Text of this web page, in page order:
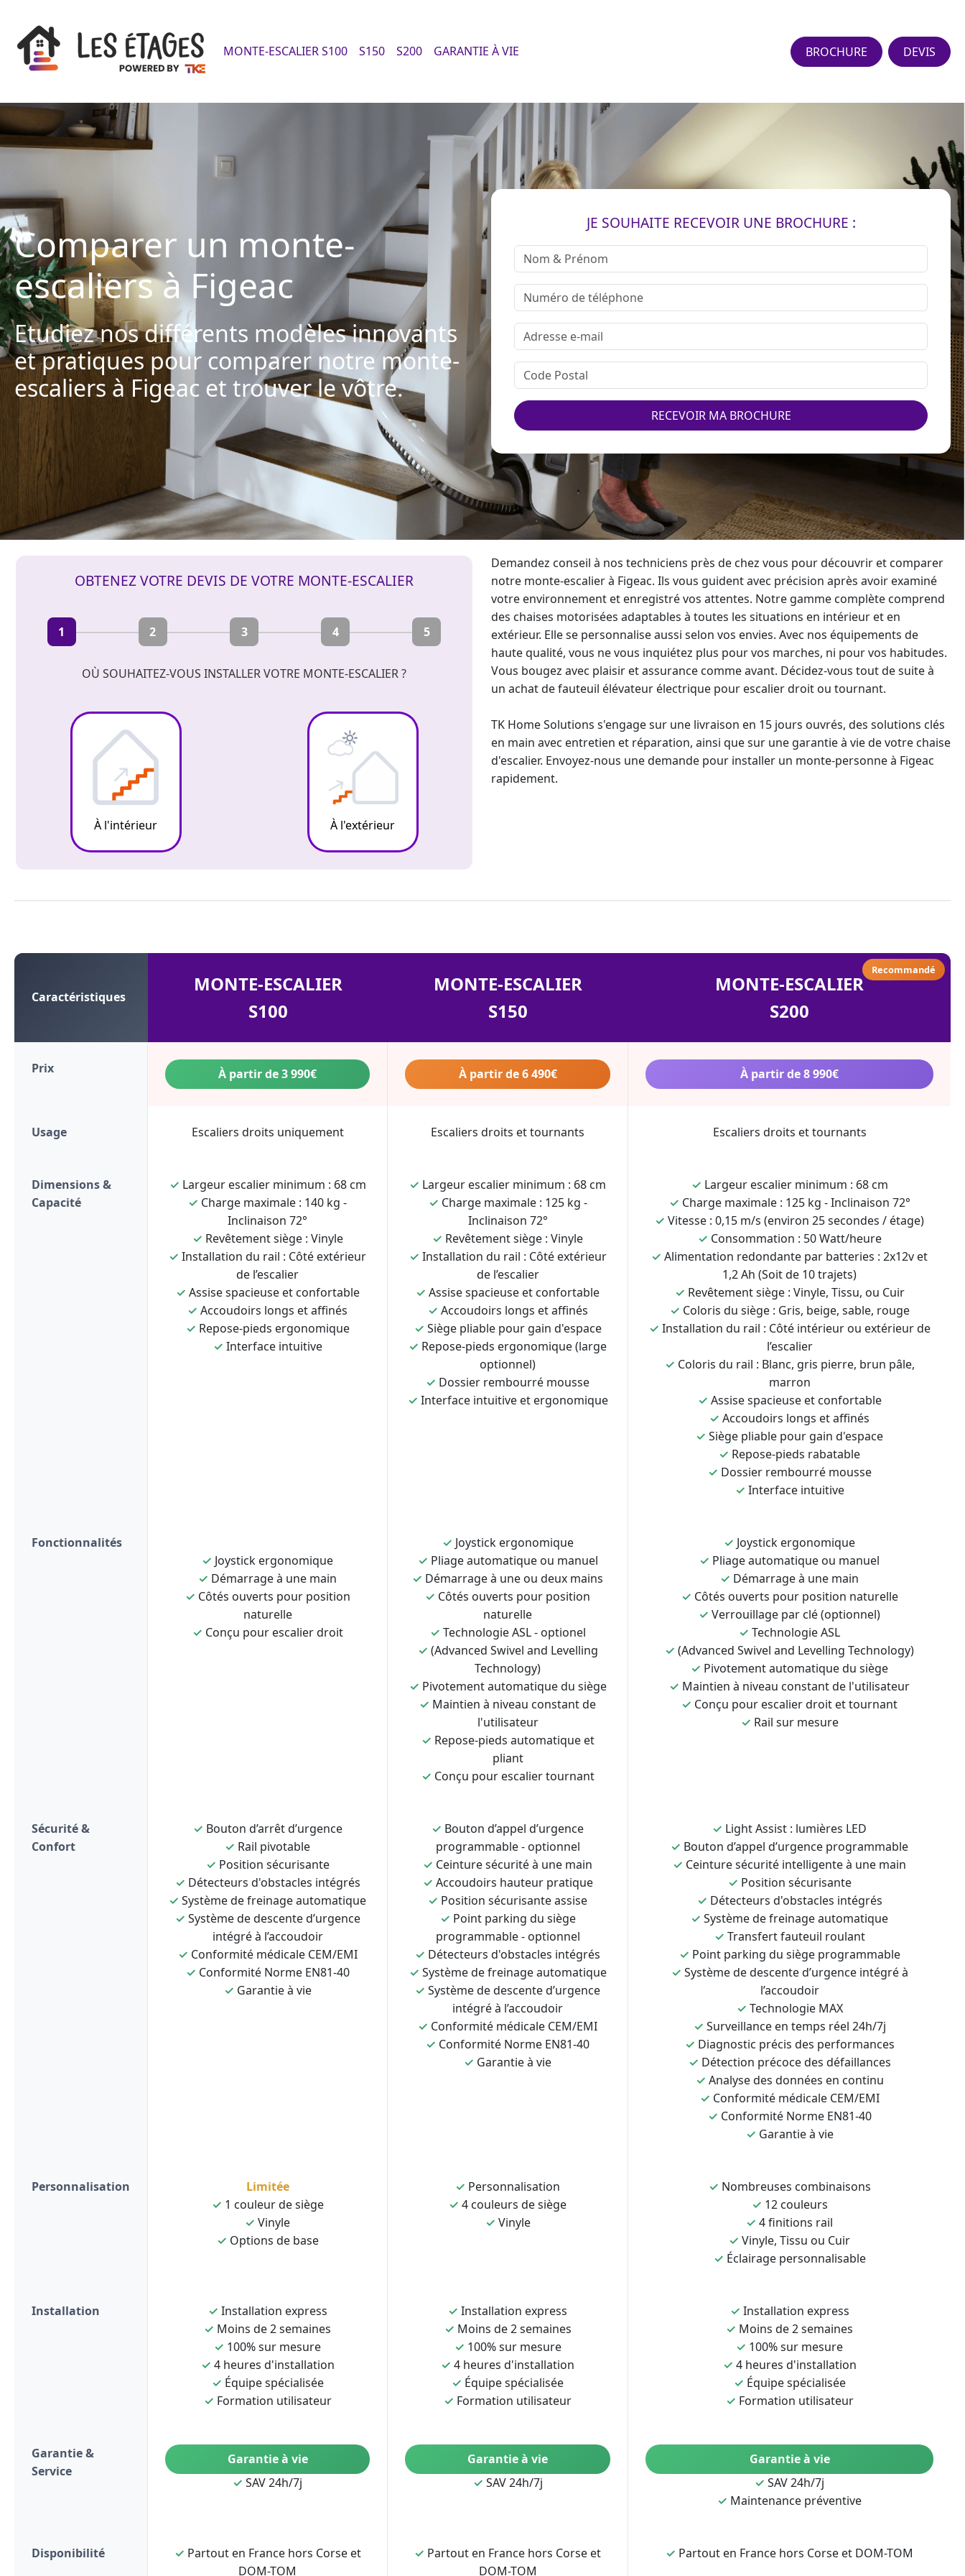
MONTE-ESCALIER S100 S150 S200 GARANTIE À VIE BROCHURE DEVIS
Comparer un monte-
escaliers à Figeac
Etudiez nos différents modèles innovants
et pratiques pour comparer notre monte-
escaliers à Figeac et trouver le vôtre.
JE SOUHAITE RECEVOIR UNE BROCHURE :
RECEVOIR MA BROCHURE
OBTENEZ VOTRE DEVIS DE VOTRE MONTE-ESCALIER
1 2 3 4 5
OÙ SOUHAITEZ-VOUS INSTALLER VOTRE MONTE-ESCALIER ?
À l'intérieur À l'extérieur
Demandez conseil à nos techniciens près de chez vous pour découvrir et comparer
notre monte-escalierà Figeac. Ils vous guident avec précision après avoir examiné
votre environnement et enregistré vos attentes. Notre gamme complète comprend
des chaises motorisées adaptables à toutes les situations en intérieur et en
extérieur. Elle se personnalise aussi selon vos envies. Avec nos équipements de
haute qualité, vous ne vous inquiétez plus pour vos marches, ni pour vos habitudes.
Vous bougez avec plaisir et assurance comme avant. Décidez-vous tout de suite à
un achat de fauteuil élévateur électrique pour escalier droit ou tournant.
TK Home Solutions s'engage sur une livraison en 15 jours ouvrés, des solutions clés
en main avec entretien et réparation, ainsi que sur une garantie à viede votre chaise
d'escalier. Envoyez-nous une demande pour installer un monte-personneà Figeac
rapidement.
Caractéristiques
MONTE-ESCALIER
S100
MONTE-ESCALIER
S150
MONTE-ESCALIER
S200
Recommandé
Prix À partir de 3 990€ À partir de 6 490€ À partir de 8 990€
Usage Escaliers droits uniquement Escaliers droits et tournants Escaliers droits et tournants
Dimensions &
Capacité
✓ Largeur escalier minimum : 68 cm
✓ Charge maximale : 140 kg -
Inclinaison 72°
✓ Revêtement siège : Vinyle
✓ Installation du rail : Côté extérieur
de l’escalier
✓ Assise spacieuse et confortable
✓ Accoudoirs longs et affinés
✓ Repose-pieds ergonomique
✓ Interface intuitive
✓ Largeur escalier minimum : 68 cm
✓ Charge maximale : 125 kg -
Inclinaison 72°
✓ Revêtement siège : Vinyle
✓ Installation du rail : Côté extérieur
de l’escalier
✓ Assise spacieuse et confortable
✓ Accoudoirs longs et affinés
✓ Siège pliable pour gain d'espace
✓ Repose-pieds ergonomique (large
optionnel)
✓ Dossier rembourré mousse
✓ Interface intuitive et ergonomique
✓ Largeur escalier minimum : 68 cm
✓ Charge maximale : 125 kg - Inclinaison 72°
✓ Vitesse : 0,15 m/s (environ 25 secondes / étage)
✓ Consommation : 50 Watt/heure
✓ Alimentation redondante par batteries : 2x12v et
1,2 Ah (Soit de 10 trajets)
✓ Revêtement siège : Vinyle, Tissu, ou Cuir
✓ Coloris du siège : Gris, beige, sable, rouge
✓ Installation du rail : Côté intérieur ou extérieur de
l’escalier
✓ Coloris du rail : Blanc, gris pierre, brun pâle,
marron
✓ Assise spacieuse et confortable
✓ Accoudoirs longs et affinés
✓ Siège pliable pour gain d'espace
✓ Repose-pieds rabatable
✓ Dossier rembourré mousse
✓ Interface intuitive
Fonctionnalités
✓ Joystick ergonomique
✓ Démarrage à une main
✓ Côtés ouverts pour position
naturelle
✓ Conçu pour escalier droit
✓ Joystick ergonomique
✓ Pliage automatique ou manuel
✓ Démarrage à une ou deux mains
✓ Côtés ouverts pour position
naturelle
✓ Technologie ASL - optionel
✓ (Advanced Swivel and Levelling
Technology)
✓ Pivotement automatique du siège
✓ Maintien à niveau constant de
l'utilisateur
✓ Repose-pieds automatique et
pliant
✓ Conçu pour escalier tournant
✓ Joystick ergonomique
✓ Pliage automatique ou manuel
✓ Démarrage à une main
✓ Côtés ouverts pour position naturelle
✓ Verrouillage par clé (optionnel)
✓ Technologie ASL
✓ (Advanced Swivel and Levelling Technology)
✓ Pivotement automatique du siège
✓ Maintien à niveau constant de l'utilisateur
✓ Conçu pour escalier droit et tournant
✓ Rail sur mesure
Sécurité &
Confort
✓ Bouton d’arrêt d’urgence
✓ Rail pivotable
✓ Position sécurisante
✓ Détecteurs d'obstacles intégrés
✓ Système de freinage automatique
✓ Système de descente d’urgence
intégré à l’accoudoir
✓ Conformité médicale CEM/EMI
✓ Conformité Norme EN81-40
✓ Garantie à vie
✓ Bouton d’appel d’urgence
programmable - optionnel
✓ Ceinture sécurité à une main
✓ Accoudoirs hauteur pratique
✓ Position sécurisante assise
✓ Point parking du siège
programmable - optionnel
✓ Détecteurs d'obstacles intégrés
✓ Système de freinage automatique
✓ Système de descente d’urgence
intégré à l’accoudoir
✓ Conformité médicale CEM/EMI
✓ Conformité Norme EN81-40
✓ Garantie à vie
✓ Light Assist : lumières LED
✓ Bouton d’appel d’urgence programmable
✓ Ceinture sécurité intelligente à une main
✓ Position sécurisante
✓ Détecteurs d'obstacles intégrés
✓ Système de freinage automatique
✓ Transfert fauteuil roulant
✓ Point parking du siège programmable
✓ Système de descente d’urgence intégré à
l’accoudoir
✓ Technologie MAX
✓ Surveillance en temps réel 24h/7j
✓ Diagnostic précis des performances
✓ Détection précoce des défaillances
✓ Analyse des données en continu
✓ Conformité médicale CEM/EMI
✓ Conformité Norme EN81-40
✓ Garantie à vie
Personnalisation
Limitée
✓ 1 couleur de siège
✓ Vinyle
✓ Options de base
✓ Personnalisation
✓ 4 couleurs de siège
✓ Vinyle
✓ Nombreuses combinaisons
✓ 12 couleurs
✓ 4 finitions rail
✓ Vinyle, Tissu ou Cuir
✓ Éclairage personnalisable
Installation ✓ Installation express
✓ Moins de 2 semaines
✓ 100% sur mesure
✓ 4 heures d'installation
✓ Équipe spécialisée
✓ Formation utilisateur
✓ Installation express
✓ Moins de 2 semaines
✓ 100% sur mesure
✓ 4 heures d'installation
✓ Équipe spécialisée
✓ Formation utilisateur
✓ Installation express
✓ Moins de 2 semaines
✓ 100% sur mesure
✓ 4 heures d'installation
✓ Équipe spécialisée
✓ Formation utilisateur
Garantie &
Service
Garantie à vie
✓ SAV 24h/7j
Garantie à vie
✓ SAV 24h/7j
Garantie à vie
✓ SAV 24h/7j
✓ Maintenance préventive
Disponibilité ✓ Partout en France hors Corse et
DOM-TOM
✓ Partout en France hors Corse et
DOM-TOM
✓ Partout en France hors Corse et DOM-TOM